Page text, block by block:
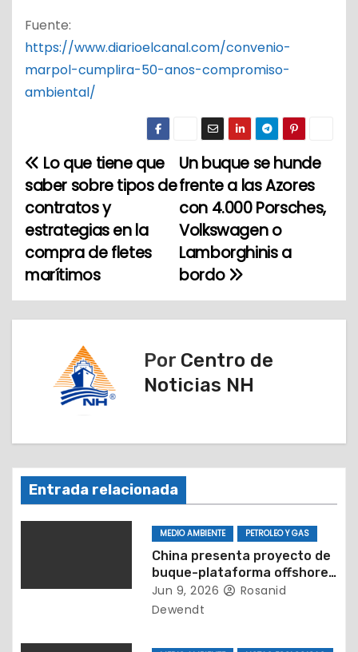
Fuente:
https://www.diarioelcanal.com/convenio-
marpol-cumplira-50-anos-compromiso-
ambiental/
N
a
v
e
g
ó
n
d
t
Un buque se hunde
frente a las Azores
con 4.000 Porsches,
Volkswagen o
Lamborghinis a
bordo
Lo que tiene que
saber sobre tipos de
contratos y
estrategias en la
compra de fletes
marítimos
Por Centro de
Noticias NH
Entrada relacionada
MEDIO AMBIENTE PETROLEO Y GAS
China presenta proyecto de
buque-plataforma offshore
nuclear para logística
marítima y suministro de
Jun 9, 2026
Rosanid
Dewendt